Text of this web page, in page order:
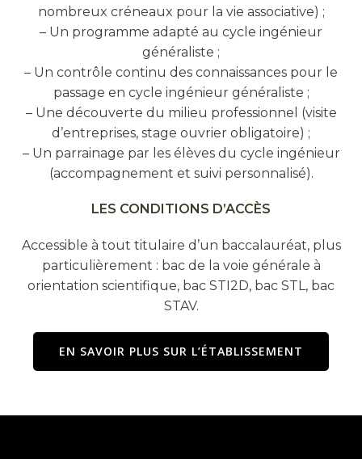
nombreux créneaux pour la vie associative) ;
– Un programme adapté au cycle ingénieur
généraliste ;
– Un contrôle continu des connaissances pour le
passage en cycle ingénieur généraliste ;
– Une découverte du milieu professionnel (visite
d’entreprises, stage ouvrier obligatoire) ;
– Un parrainage par les élèves du cycle ingénieur
(accompagnement et suivi personnalisé).
LES CONDITIONS D’ACCÈS
Accessible à tout titulaire d’un baccalauréat, plus
particulièrement : bac de la voie générale à
orientation scientifique, bac STI2D, bac STL, bac
STAV.
EN SAVOIR PLUS SUR L’ÉTABLISSEMENT